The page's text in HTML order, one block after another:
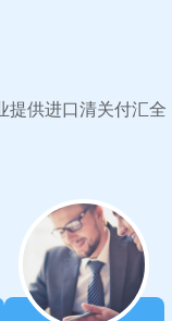
供进口清关付汇全